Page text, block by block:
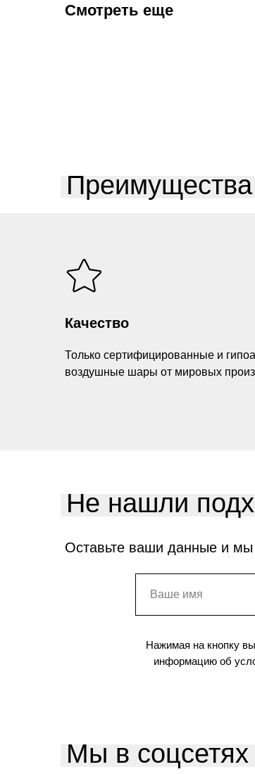
Смотреть еще
Преимущества
Качество
Только сертифицированные и
воздушные шары от мировых
Не нашли
Оставьте ваши данные и
Нажимая на кнопку
информацию об
Мы в соцсетях